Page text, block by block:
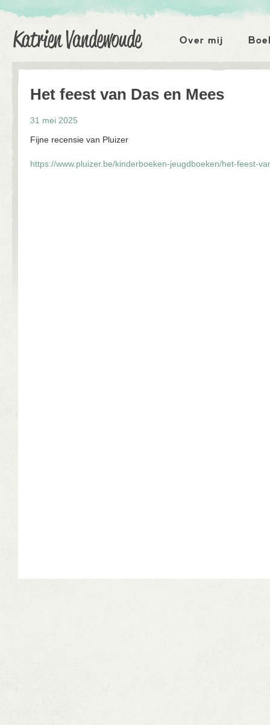
Katrien Vandewoude
Over mij
Het feest van Das en Mees
31 mei 2025
Fijne recensie van Pluizer
https://www.pluizer.be/kinderboeken-jeugdboeken/het-feest-